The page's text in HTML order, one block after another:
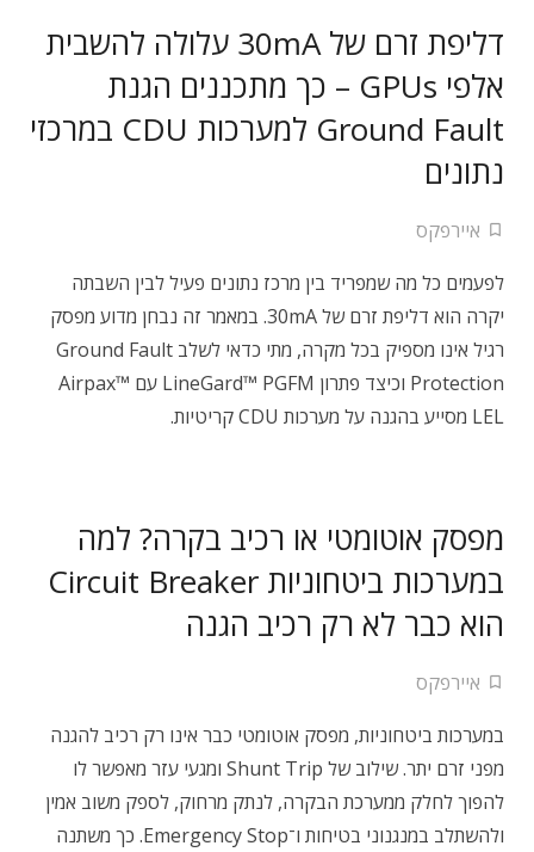
דליפת זרם של 30mA עלולה להשבית
אלפי GPUs – כך מתכננים הגנת
Ground Fault למערכות CDU במרכזי
נתונים
איירפקס
לפעמים כל מה שמפריד בין מרכז נתונים פעיל לבין השבתה
יקרה הוא דליפת זרם של 30mA. במאמר זה נבחן מדוע מפסק
רגיל אינו מספיק בכל מקרה, מתי כדאי לשלב Ground Fault
Protection וכיצד פתרון LineGard™ PGFM עם Airpax™
LEL מסייע בהגנה על מערכות CDU קריטיות.
מפסק אוטומטי או רכיב בקרה? למה
במערכות ביטחוניות Circuit Breaker
הוא כבר לא רק רכיב הגנה
איירפקס
במערכות ביטחוניות, מפסק אוטומטי כבר אינו רק רכיב להגנה
מפני זרם יתר. שילוב של Shunt Trip ומגעי עזר מאפשר לו
להפוך לחלק ממערכת הבקרה, לנתק מרחוק, לספק משוב אמין
ולהשתלב במנגנוני בטיחות ו־Emergency Stop. כך משתנה